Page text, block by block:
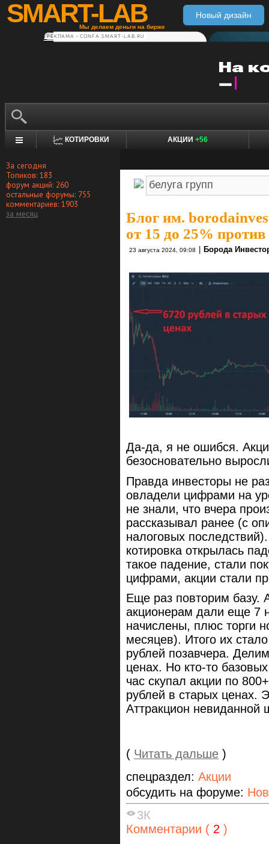
SMART-LAB
Мы делаем деньги на бирже
Новый дизайн
РЕКЛАМА • CONFA.SMART-LAB.RU
КОТИРОВКИ АКЦИИ +56
За сегодня
Топиков: 183
форум акций: 260
остальные форумы: 755
комментариев: 1903
за месяц
Блог им.
от 15 до 25%
23 августа 2024, 09:08 Борода
Да-да, я не ошибся.
безосновательно
Правда инвесторы не
овладели цифрами на
не знали, что вчера
рассказывал ранее (с
налоговых
котировка открылась
такое падение, стали
цифрами, акции стали
Еще раз повторим базу.
акционерам дали еще 7
начислены, плюс торги
месяцев). Итого их
рублей позавчера.
ценах. Но кто-то
час скупал акции по
рублей в старых ценах.
Аттракцион невиданной
( Читать дальше )
спецраздел: Акции
обсудить на форуме:
3К
Комментарии ( 2 )